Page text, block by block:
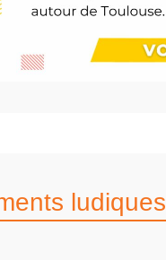
ludiques